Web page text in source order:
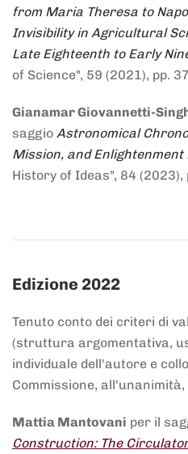
from Maria Theresa to
Invisibility in Agricultural
Late Eighteenth to Early
of Science", 59 (2021), pp.
Gianamar Giovannetti-
saggio Astronomical
Mission, and Enlightenment
History of Ideas", 84 (2023),
Edizione 2022
Tenuto conto dei criteri di
(struttura argomentativa,
individuale dell'autore e
Commissione,
Mattia Mantovani per il
Construction: The